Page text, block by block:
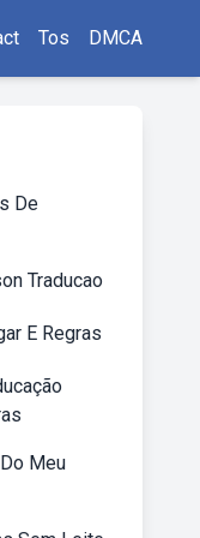
Tos DMCA
De
Traducao
E Regras
Meu